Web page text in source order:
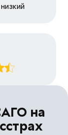
на